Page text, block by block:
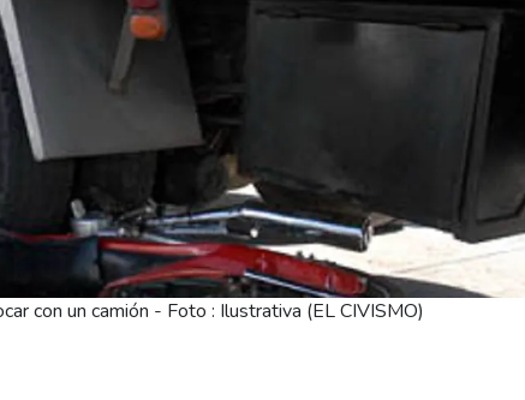
con un camión - Foto : Ilustrativa (EL CIVISMO)